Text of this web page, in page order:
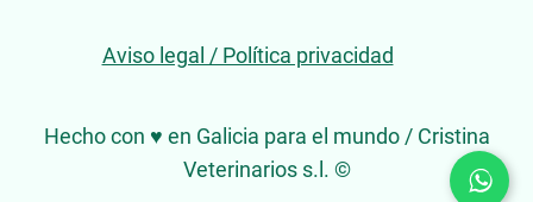
Aviso legal / Política privacidad
Hecho con ♥ en Galicia para el mundo / Cristina
Veterinarios s.l. ©